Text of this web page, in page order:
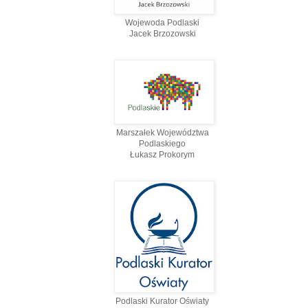
Wojewoda Podlaski
Jacek Brzozowski
Marszałek Województwa
Podlaskiego
Łukasz Prokorym
Podlaski Kurator Oświaty